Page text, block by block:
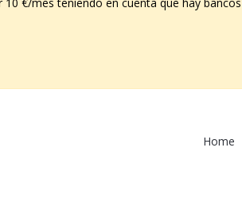
Home